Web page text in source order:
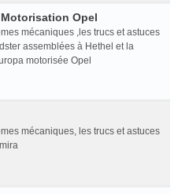
Opel
mécaniques ,les trucs et astuces
assemblées à Hethel et la
motorisée Opel
mécaniques, les trucs et astuces